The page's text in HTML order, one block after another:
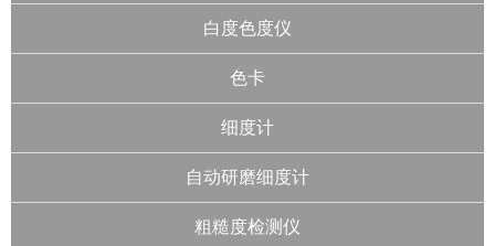
白度色度仪
色卡
细度计
自动研磨细度计
粗糙度检测仪